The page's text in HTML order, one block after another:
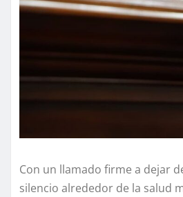
Con un llamado firme a dejar
silencio alrededor de la salud